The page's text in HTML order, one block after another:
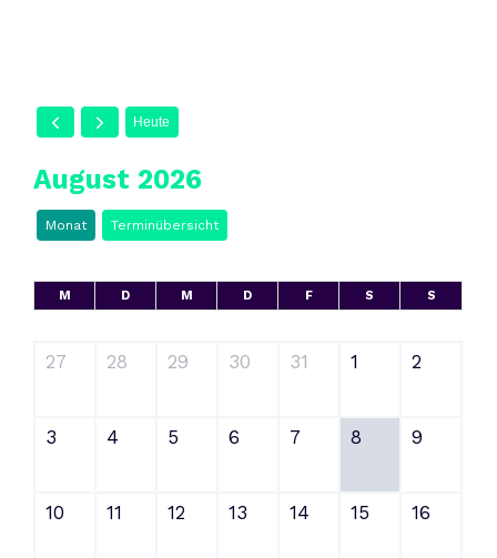
Heute
August 2026
Monat Terminübersicht
M D M D F S S
27 28 29 30 31 1 2
3 4 5 6 7 8 9
10 11 12 13 14 15 16